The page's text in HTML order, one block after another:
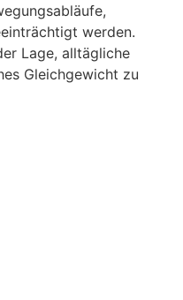
werden.
Lage, alltägliche
Gleichgewicht zu